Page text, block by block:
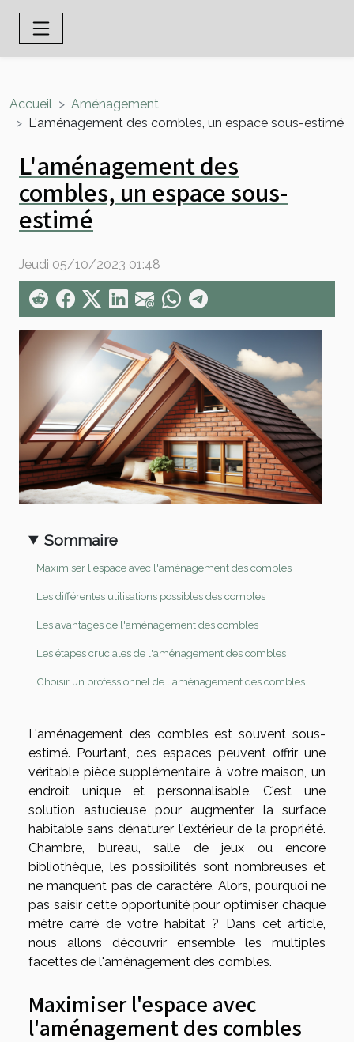
Accueil
Aménagement
L'aménagement des combles, un espace sous-estimé
L'aménagement des
combles, un espace sous-
estimé
Jeudi 05/10/2023 01:48
Sommaire
Maximiser l'espace avec l'aménagement des combles
Les différentes utilisations possibles des combles
Les avantages de l'aménagement des combles
Les étapes cruciales de l'aménagement des combles
Choisir un professionnel de l'aménagement des combles
L'aménagement des combles est souvent sous-
estimé. Pourtant, ces espaces peuvent offrir une
véritable pièce supplémentaire à votre maison, un
endroit unique et personnalisable. C'est une
solution astucieuse pour augmenter la surface
habitable sans dénaturer l'extérieur de la propriété.
Chambre, bureau, salle de jeux ou encore
bibliothèque, les possibilités sont nombreuses et
ne manquent pas de caractère. Alors, pourquoi ne
pas saisir cette opportunité pour optimiser chaque
mètre carré de votre habitat ? Dans cet article,
nous allons découvrir ensemble les multiples
facettes de l'aménagement des combles.
Maximiser l'espace avec
l'aménagement des combles